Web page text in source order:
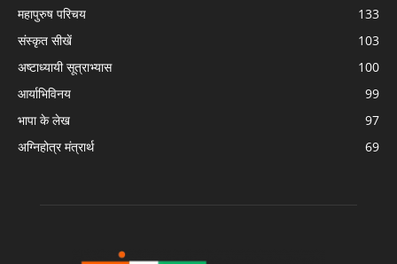
महापुरुष परिचय
133
संस्कृत सीखें
103
अष्टाध्यायी सूत्राभ्यास
100
आर्याभिविनय
99
भापा के लेख
97
अग्निहोत्र मंत्रार्थ
69